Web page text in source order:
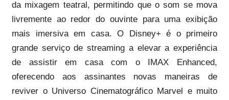
da mixagem teatral, permitindo que o som se mova
livremente ao redor do ouvinte para uma exibição
mais imersiva em casa. O Disney+ é o primeiro
grande serviço de streaming a elevar a experiência
de assistir em casa com o IMAX Enhanced,
oferecendo aos assinantes novas maneiras de
reviver o Universo Cinematográfico Marvel e muito